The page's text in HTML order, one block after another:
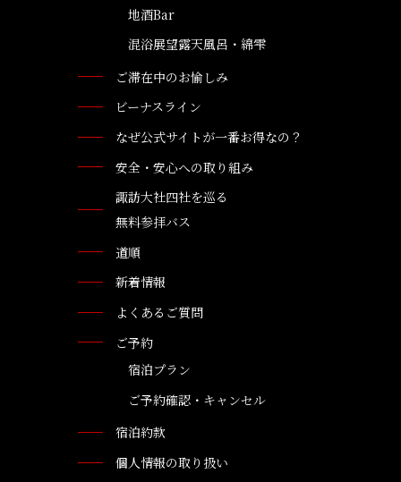
地酒Bar
混浴展望露天風呂・綿雫
ご滞在中のお愉しみ
ビーナスライン
なぜ公式サイトが一番お得なの？
安全・安心への取り組み
諏訪大社四社を巡る
無料参拝バス
道順
新着情報
よくあるご質問
ご予約
宿泊プラン
ご予約確認・キャンセル
宿泊約款
個人情報の取り扱い